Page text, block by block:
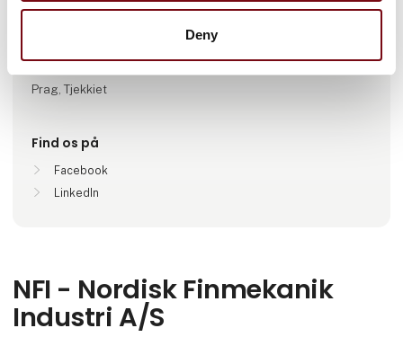
Deny
Prag, Tjekkiet
Find os på
Facebook
LinkedIn
NFI - Nordisk Finmekanik
Industri A/S